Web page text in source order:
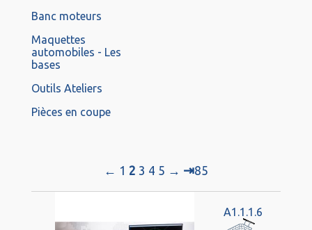
Banc moteurs
Maquettes
automobiles - Les
bases
Outils Ateliers
Pièces en coupe
← 1 2 3 4 5 → ⇥85
A1.1.1.6